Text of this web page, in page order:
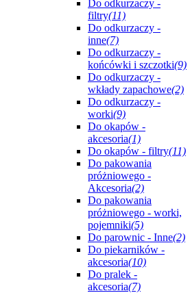
Do odkurzaczy -
filtry(11)
Do odkurzaczy -
inne(7)
Do odkurzaczy -
końcówki i szczotki(9)
Do odkurzaczy -
wkłady zapachowe(2)
Do odkurzaczy -
worki(9)
Do okapów -
akcesoria(1)
Do okapów - filtry(11)
Do pakowania
próżniowego -
Akcesoria(2)
Do pakowania
próżniowego - worki,
pojemniki(5)
Do parownic - Inne(2)
Do piekarników -
akcesoria(10)
Do pralek -
akcesoria(7)